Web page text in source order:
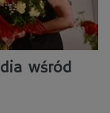
wśród